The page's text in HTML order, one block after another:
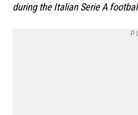
during the Italian Serie A